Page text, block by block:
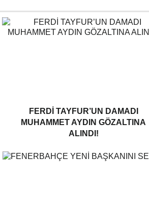
FERDI TAYFUR’UN DAMADI
MUHAMMET AYDIN GÖZALTINA
ALINDI!